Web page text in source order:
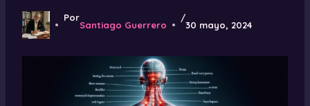
Por
Santiago Guerrero
/
30 mayo, 2024